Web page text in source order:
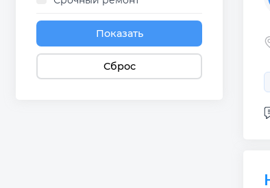
Показать
Сброс